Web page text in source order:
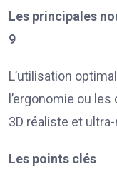
Les principales
9
L’utilisation
l’ergonomie ou
3D réaliste et
Les points clés